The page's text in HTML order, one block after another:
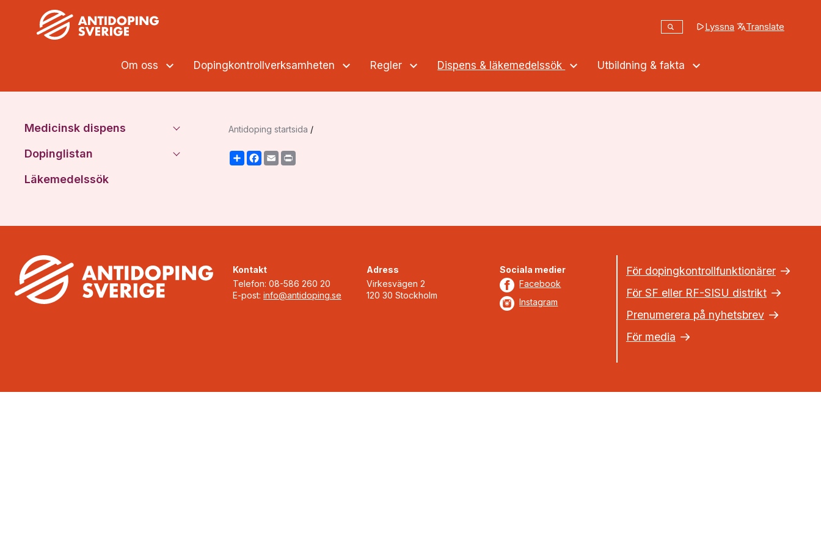
Om oss Dopingkontrollverksamheten Regler Dispens & läkemedelssök Utbildning & fakta
Sök på webbplatsen
Sök Lyssna Translate
(opens in a new
Medicinsk dispens
Dopinglistan
Läkemedelssök
Antidoping startsida /
ShareFacebook
Email
Kontakt
Telefon: 08-586 260 20
E-post: info@antidoping.se
Adress
Virkesvägen 2
120 30 Stockholm
Sociala medier
Facebook
Instagram
För dopingkontrollfunktionärer
För SF eller RF-SISU distrikt
Prenumerera på nyhetsbrev
För media